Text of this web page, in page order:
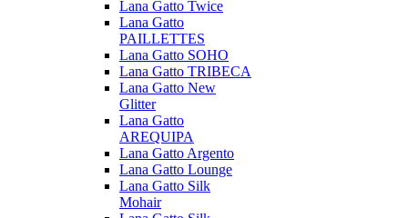
Lana Gatto Twice
Lana Gatto
PAILLETTES
Lana Gatto SOHO
Lana Gatto TRIBECA
Lana Gatto New
Glitter
Lana Gatto
AREQUIPA
Lana Gatto Argento
Lana Gatto Lounge
Lana Gatto Silk
Mohair